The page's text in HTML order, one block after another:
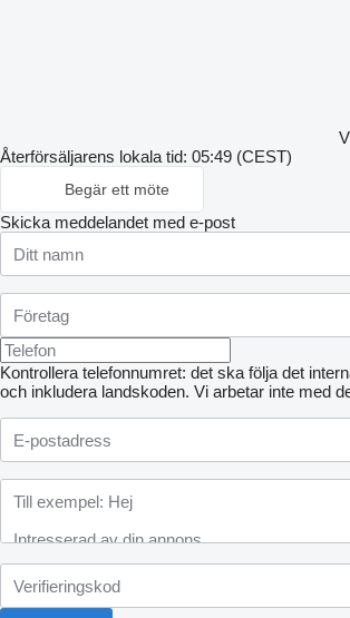
Återförsäljarens lokala tid: 05:49 (CEST)
Begär ett möte
Skicka meddelandet med e-post
Kontrollera telefonnumret: det ska följa det
och inkludera landskoden. Vi arbetar inte med